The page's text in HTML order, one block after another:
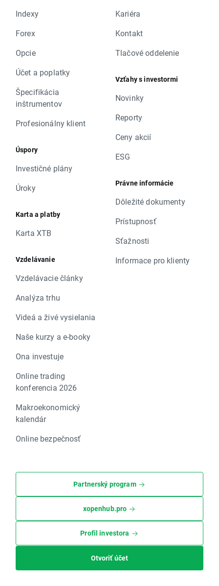
Indexy
Forex
Opcie
Účet a poplatky
Špecifikácia
inštrumentov
Profesionálny klient
Úspory
Investičné plány
Úroky
Karta a platby
Karta XTB
Vzdelávanie
Vzdelávacie články
Analýza trhu
Videá a živé vysielania
Naše kurzy a e-booky
Ona investuje
Online trading
konferencia 2026
Makroekonomický
kalendár
Online bezpečnosť
Kariéra
Kontakt
Tlačové oddelenie
Vzťahy s investormi
Novinky
Reporty
Ceny akcií
ESG
Právne informácie
Dôležité dokumenty
Prístupnosť
Sťažnosti
Informace pro klienty
Partnerský program
xopenhub.pro
Profil investora
Otvoriť účet